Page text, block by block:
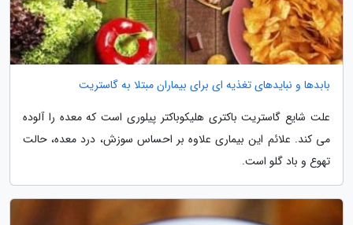
بابدها و نبایدهای تغذیه ای برای بیماران مبتلا به گاستریت
علت شایع گاستریت باکتری هلیکوباکتر پیلوری است که معده را آلوده
می کند. علائم این بیماری علاوه بر احساس سوزش، درد معده، حالت
تهوع و باد گلو است.